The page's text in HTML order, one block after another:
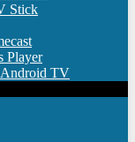
Stick
Player
Android TV